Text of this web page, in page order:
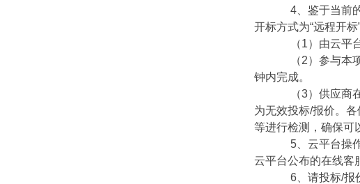
4、鉴于当前的
开标方式为“远程开标
（1）由云平台
（2）参与本项
钟内完成。
（3）供应商在
为无效投标/报价。
等进行检测，确保可
5、云平台操作
云平台公布的在线客
6、请投标/报价